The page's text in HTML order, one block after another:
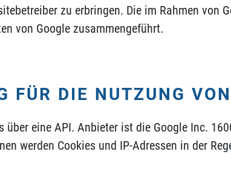
zu erbringen. Die im Rahmen von
von Google zusammengeführt.
FÜR DIE NUTZUNG
eine API. Anbieter ist die Google Inc.
werden Cookies und IP-Adressen in der